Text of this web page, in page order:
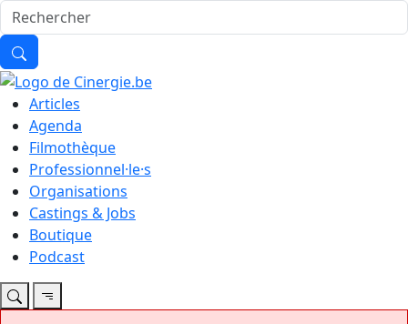
Articles
Agenda
Filmothèque
Professionnel·le·s
Organisations
Castings & Jobs
Boutique
Podcast